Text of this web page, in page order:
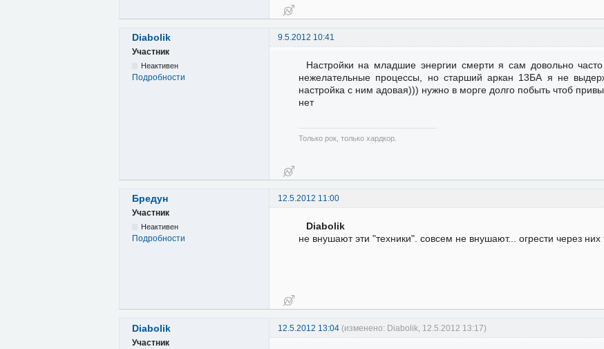
Diabolik
9.5.2012 10:41
Участник
Неактивен
Подробности
Настройки на младшие энергии смерти я сам довольно
нежелательные процессы, но старший аркан 13БА я не
настройка с ним адовая))) нужно в морге долго побыть чтоб
нет
Только рок, только хардкор.
Бредун
12.5.2012 11:00
Участник
Неактивен
Подробности
Diabolik
не внушают эти "техники". совсем не внушают... огрести через них
Diabolik 12.5.2012 13:04 (изменено: Diabolik, 12.5.2012 13:17)
Участник